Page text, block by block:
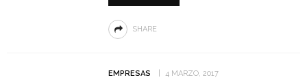
SHARE
EMPRESAS 4 MARZO, 2017